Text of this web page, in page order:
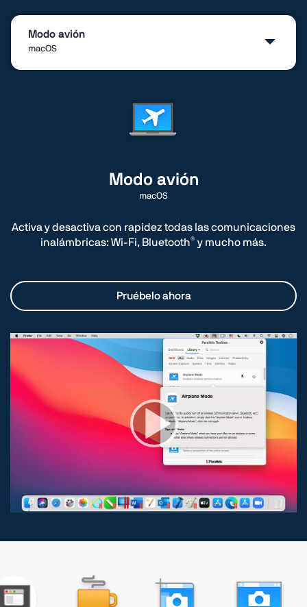
Modo avión
macOS
Generador de códigos de barras
Bloquear cámara
Tiempo de descanso
Captura de área
Captura de la pantalla
macOS y Windows
Limpiar unidad
Modo avión
macOS
Activa y desactiva con rapidez todas las comunicaciones
inalámbricas: Wi-Fi, Bluetooth® y mucho más.
Pruébelo ahora